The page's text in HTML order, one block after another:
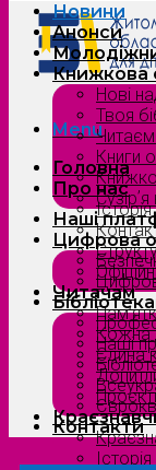
Menu
Головна
Про нас
Читачам
Кожна
Єдина
Новини
Анонси
Книжкова
Нові
Твоя
Книги
Наші
Цифрова
Наші
Контакти